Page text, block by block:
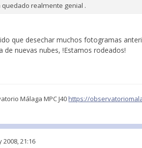
realmente genial .
que desechar muchos fotogramas
de nuevas nubes, !Estamos rodeados!
Málaga MPC J40https://
2008, 21:16